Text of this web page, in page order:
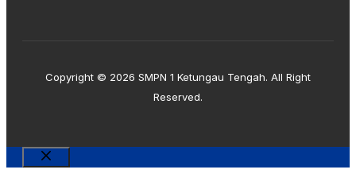
Copyright © 2026 SMPN 1 Ketungau Tengah. All Right
Reserved.
Close